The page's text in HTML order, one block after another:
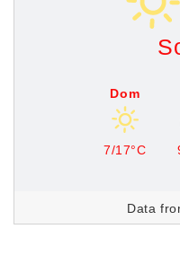
Dom
7/17°C
Data